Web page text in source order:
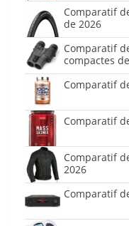
Comparatif
de 2026
Comparatif
compactes
Comparatif
Comparatif
Comparatif
2026
Comparatif